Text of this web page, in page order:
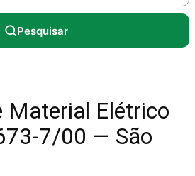
Pesquisar
Material Elétrico
7/00 — São